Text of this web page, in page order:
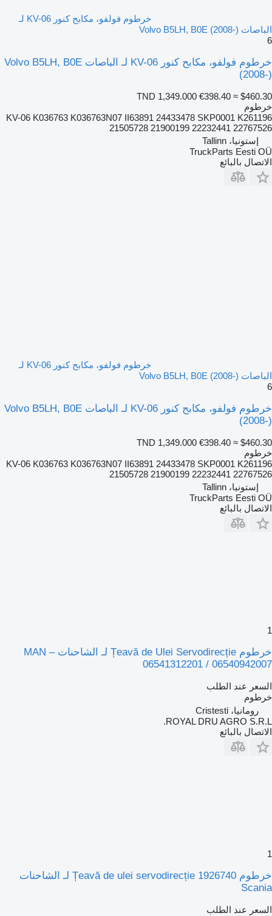
خرطوم فولفو، مكابح كنور KV-06 لـ
الباصات Volvo B5LH, B0E (2008-)
6
خرطوم فولفو، مكابح كنور KV-06 لـ الباصات Volvo B5LH, B0E
(2008-)
TND 1,349.000 €398.40 ≈ $460.30
خرطوم
KV-06 K036763 K036763N07 II63891 24433478 SKP0001 K261196
21505728 21900199 22232441 22767526
إستونيا، Tallinn
TruckParts Eesti OÜ
الاتصال بالبائع
خرطوم فولفو، مكابح كنور KV-06 لـ
الباصات Volvo B5LH, B0E (2008-)
6
خرطوم فولفو، مكابح كنور KV-06 لـ الباصات Volvo B5LH, B0E
(2008-)
TND 1,349.000 €398.40 ≈ $460.30
خرطوم
KV-06 K036763 K036763N07 II63891 24433478 SKP0001 K261196
21505728 21900199 22232441 22767526
إستونيا، Tallinn
TruckParts Eesti OÜ
الاتصال بالبائع
1
خرطوم Țeavă de Ulei Servodirecție لـ الشاحنات MAN –
06541312201 / 06540942007
السعر عند الطلب
خرطوم
رومانيا، Cristesti
ROYAL DRU AGRO S.R.L.
الاتصال بالبائع
1
خرطوم Țeavă de ulei servodirecție 1926740 لـ الشاحنات
Scania
السعر عند الطلب